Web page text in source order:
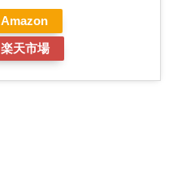
Amazon
楽天市場